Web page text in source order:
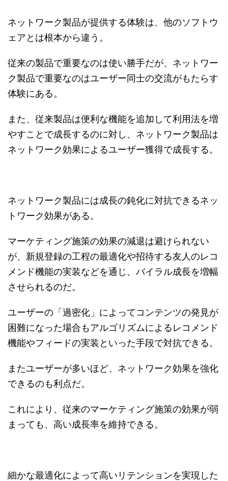
ネットワーク製品が提供する体験は、他のソフトウ
ェアとは根本から違う。
従来の製品で重要なのは使い勝手だが、ネットワー
ク製品で重要なのはユーザー同士の交流がもたらす
体験にある。
また、従来製品は便利な機能を追加して利用法を増
やすことで成長するのに対し、ネットワーク製品は
ネットワーク効果によるユーザー獲得で成長する。
ネットワーク製品には成長の鈍化に対抗できるネッ
トワーク効果がある。
マーケティング施策の効果の減退は避けられない
が、新規登録の工程の最適化や招待する友人のレコ
メンド機能の実装などを通じ、バイラル成長を増幅
させられるのだ。
ユーザーの「過密化」によってコンテンツの発見が
困難になった場合もアルゴリズムによるレコメンド
機能やフィードの実装といった手段で対抗できる。
またユーザーが多いほど、ネットワーク効果を強化
できるのも利点だ。
これにより、従来のマーケティング施策の効果が弱
まっても、高い成長率を維持できる。
細かな最適化によって高いリテンションを実現した